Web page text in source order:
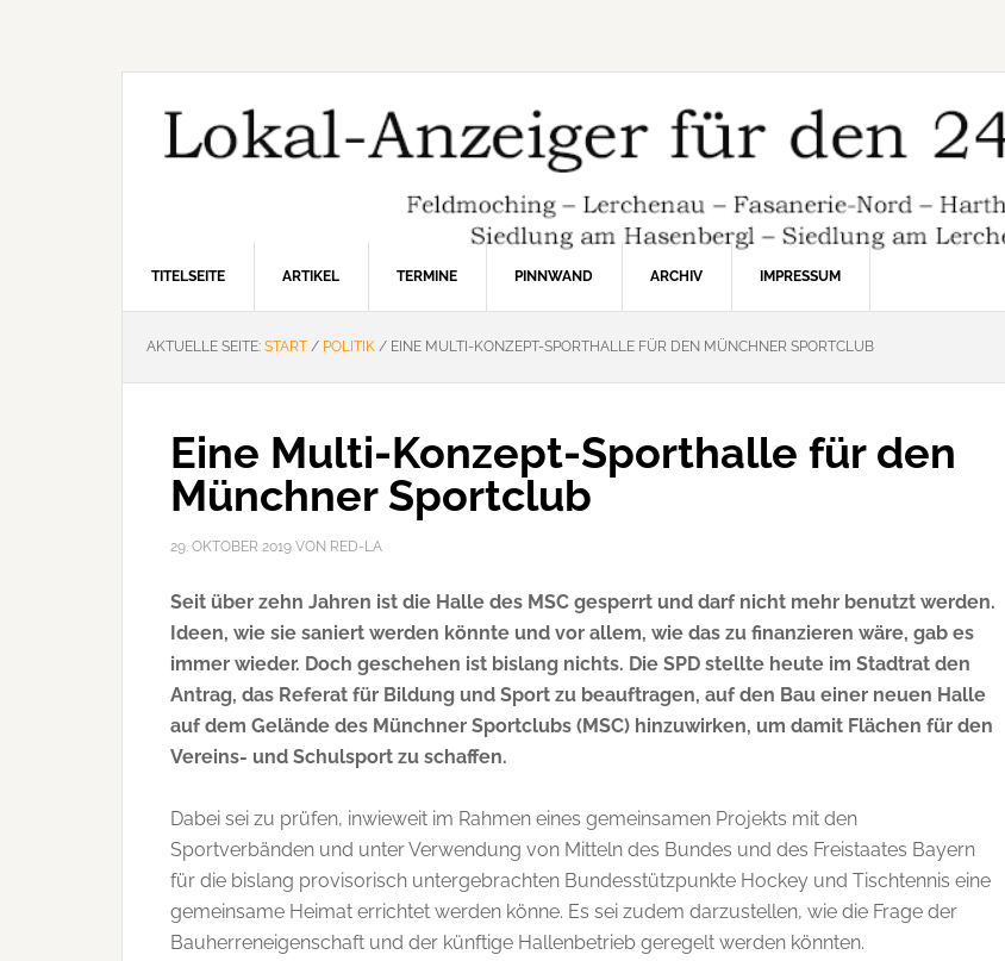
TITELSEITE ARTIKEL TERMINE PINNWAND ARCHIV IMPRESSUM
AKTUELLE SEITE: START / POLITIK / EINE MULTI-KONZEPT-SPORTHALLE FÜR DEN MÜNCHNER SPORTCLUB
Eine Multi-Konzept-Sporthalle für den
Münchner Sportclub
29. OKTOBER 2019 VON RED-LA
Seit über zehn Jahren ist die Halle des MSC gesperrt und darf nicht mehr benutzt werden.
Ideen, wie sie saniert werden könnte und vor allem, wie das zu finanzieren wäre, gab es
immer wieder. Doch geschehen ist bislang nichts. Die SPD stellte heute im Stadtrat den
Antrag, das Referat für Bildung und Sport zu beauftragen, auf den Bau einer neuen Halle
auf dem Gelände des Münchner Sportclubs (MSC) hinzuwirken, um damit Flächen für den
Vereins- und Schulsport zu schaffen.
Dabei sei zu prüfen, inwieweit im Rahmen eines gemeinsamen Projekts mit den
Sportverbänden und unter Verwendung von Mitteln des Bundes und des Freistaates Bayern
für die bislang provisorisch untergebrachten Bundesstützpunkte Hockey und Tischtennis eine
gemeinsame Heimat errichtet werden könne. Es sei zudem darzustellen, wie die Frage der
Bauherreneigenschaft und der künftige Hallenbetrieb geregelt werden könnten.